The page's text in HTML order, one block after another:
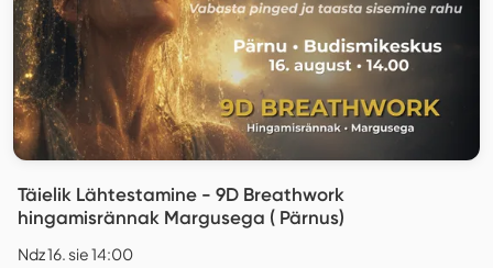
Täielik Lähtestamine - 9D Breathwork
hingamisrännak Margusega ( Pärnus)
Ndz 16. sie 14:00